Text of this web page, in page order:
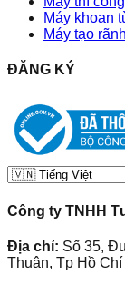
Máy khoan
Máy tạo
ĐĂNG KÝ
Công ty TNHH
Địa chỉ: Số 35,
Thuận, Tp Hồ